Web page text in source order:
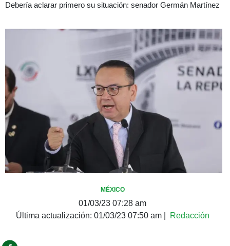
Debería aclarar primero su situación: senador Germán Martínez
MÉXICO
01/03/23 07:28 am
Última actualización: 01/03/23 07:50 am| Redacción